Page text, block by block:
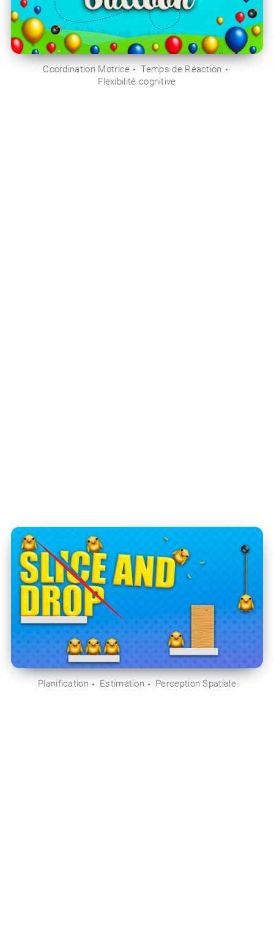
Coordination Motrice
Temps de Réaction
Flexibilité cognitive
Planification Estimation Perception Spatiale